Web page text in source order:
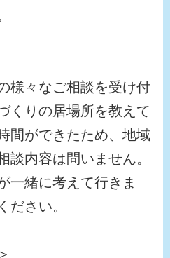
様々なご相談を受け付
くりの居場所を教えて
間ができたため、地域
談内容は問いません。
一緒に考えて行きま
ださい。